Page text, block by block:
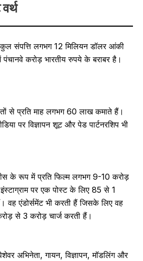
संपत्ति लगभग 12 मिलियन डॉलर आंकी
करोड़ भारतीय रुपये के बराबर है।
से प्रति माह लगभग 60 लाख कमाते हैं।
पर विज्ञापन शूट और पेड पार्टनरशिप भी
के रूप में प्रति फिल्म लगभग 9-10 करोड़
पर एक पोस्ट के लिए 85 से 1
वह एंडोर्समेंट भी करती हैं जिसके लिए वह
से 3 करोड़ चार्ज करती हैं।
अभिनेता, गायन, विज्ञापन, मॉडलिंग और